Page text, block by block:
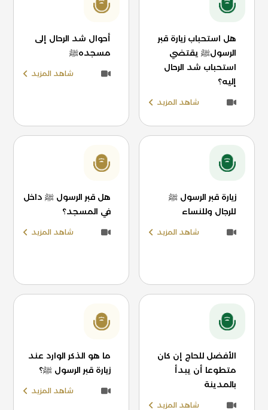
هل استحباب زيارة قبر
الرسولﷺ يقتضي
استحباب شد الرحال
إليه؟
شاهد المزيد
أحوال شد الرحال إلى
مسجدهﷺ
شاهد المزيد
زيارة قبر الرسول ﷺ
للرجال وللنساء
شاهد المزيد
هل قبر الرسول ﷺ داخل
في المسجد؟
شاهد المزيد
الأفضل للحاج إن كان
متطوعا أن يبدأ
بالمدينة
شاهد المزيد
ما هو الذكر الوارد عند
زيارة قبر الرسول ﷺ؟
شاهد المزيد